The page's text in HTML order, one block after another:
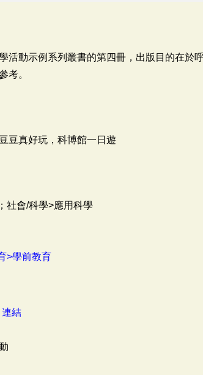
活動示例系列叢書的第四冊，出版目的在於
考。
豆真好玩，科博館一日遊
社會/科學>應用科學
>學前教育
連結